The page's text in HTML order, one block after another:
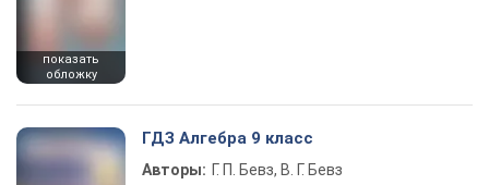
показать
обложку
ГДЗ Алгебра 9 класс
Авторы: Г. П. Бевз, В. Г. Бевз